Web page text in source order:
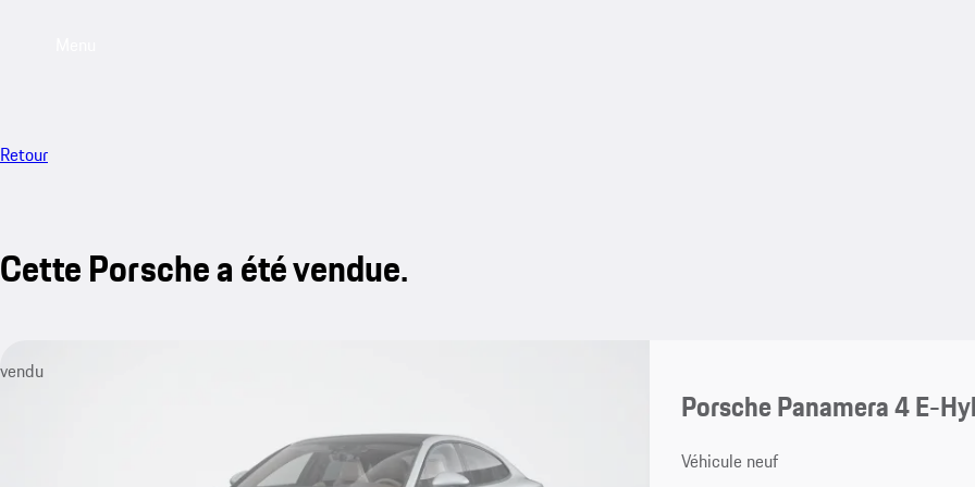
Retour
Cette Porsche a été vendue.
vendu
Porsche Panamera 4 E-
Véhicule neuf